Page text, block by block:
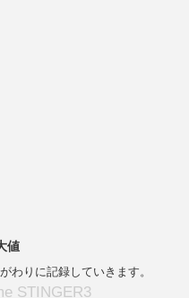
値
わりに記録していきます。
STINGER3